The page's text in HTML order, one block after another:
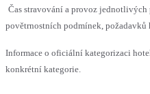
Čas stravování a provoz
povětrnostních podmínek,
Informace o oficiální kategorizaci
konkrétní kategorie.